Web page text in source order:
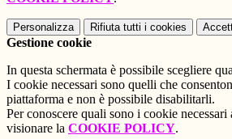
Personalizza Rifiuta tutti i cookies
Gestione cookie
In questa schermata è possibile scegliere
I cookie necessari sono quelli che
piattaforma e non è possibile disabilitarli.
Per conoscere quali sono i cookie
visionare la COOKIE POLICY.